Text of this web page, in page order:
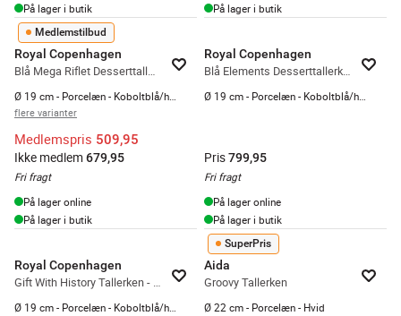
På lager i butik
På lager i butik
Medlemstilbud
Royal Copenhagen
Blå Mega Riflet Desserttallerken #6
flere varianter
Medlemspris 509,95
Ikke medlem 679,95
Fri fragt
På lager online
På lager i butik
Royal Copenhagen
Blå Elements Desserttallerken
Pris799,95
Fri fragt
På lager online
På lager i butik
Royal Copenhagen
Gift With History Tallerken - 3 stk.
SuperPris
Aida
Groovy Tallerken
Ø 22 cm - Porcelæn - Hvid